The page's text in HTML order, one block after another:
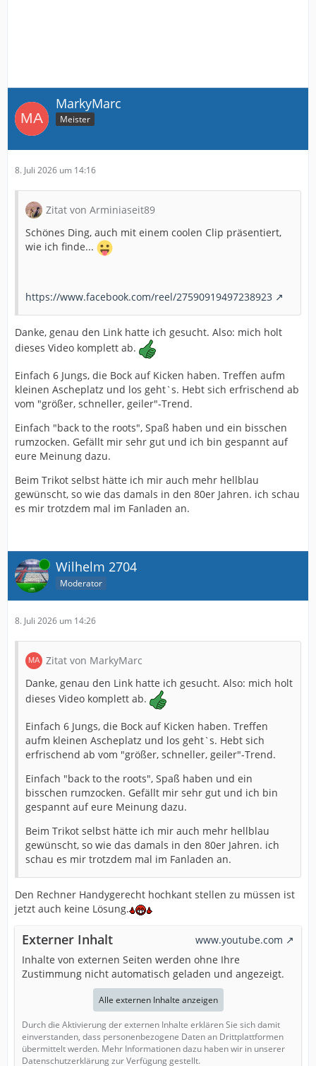
MarkyMarc
Meister
8. Juli 2026 um 14:16
Zitat von Arminiaseit89
Schönes Ding, auch mit einem coolen Clip präsentiert,
wie ich finde...
https://www.facebook.com/reel/27590919497238923
Danke, genau den Link hatte ich gesucht. Also: mich holt
dieses Video komplett ab.
Einfach 6 Jungs, die Bock auf Kicken haben. Treffen aufm
kleinen Ascheplatz und los geht`s. Hebt sich erfrischend ab
vom "größer, schneller, geiler"-Trend.
Einfach "back to the roots", Spaß haben und ein bisschen
rumzocken. Gefällt mir sehr gut und ich bin gespannt auf
eure Meinung dazu.
Beim Trikot selbst hätte ich mir auch mehr hellblau
gewünscht, so wie das damals in den 80er Jahren. ich schau
es mir trotzdem mal im Fanladen an.
Online Wilhelm 2704
Moderator
8. Juli 2026 um 14:26
Zitat von MarkyMarc
Danke, genau den Link hatte ich gesucht. Also: mich holt
dieses Video komplett ab.
Einfach 6 Jungs, die Bock auf Kicken haben. Treffen
aufm kleinen Ascheplatz und los geht`s. Hebt sich
erfrischend ab vom "größer, schneller, geiler"-Trend.
Einfach "back to the roots", Spaß haben und ein
bisschen rumzocken. Gefällt mir sehr gut und ich bin
gespannt auf eure Meinung dazu.
Beim Trikot selbst hätte ich mir auch mehr hellblau
gewünscht, so wie das damals in den 80er Jahren. ich
schau es mir trotzdem mal im Fanladen an.
Den Rechner Handygerecht hochkant stellen zu müssen ist
jetzt auch keine Lösung.
Externer Inhalt
www.youtube.com
Inhalte von externen Seiten werden ohne Ihre
Zustimmung nicht automatisch geladen und angezeigt.
Alle externen Inhalte anzeigen
Durch die Aktivierung der externen Inhalte erklären Sie sich damit
einverstanden, dass personenbezogene Daten an Drittplattformen
übermittelt werden. Mehr Informationen dazu haben wir in unserer
Datenschutzerklärung zur Verfügung gestellt.